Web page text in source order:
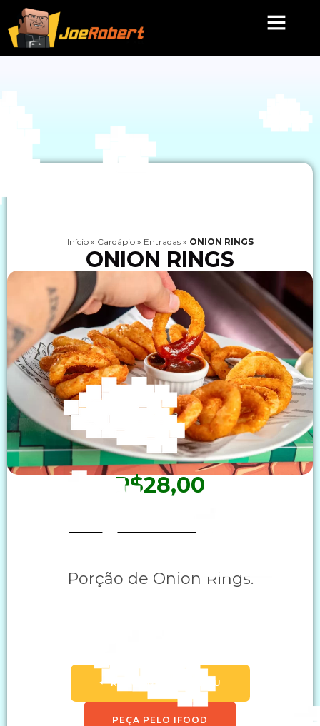
Início» Cardápio» Entradas» ONION RINGS
ONION RINGS
R$28,00
Porção de Onion Rings.
🠔 RETORNAR AO MENU
PEÇA PELO IFOOD